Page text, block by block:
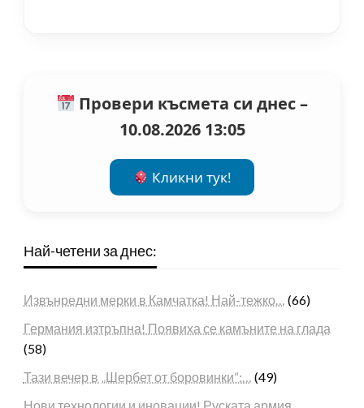
Провери късмета си днес –
10.08.2026 13:05
Кликни тук!
Най-четени за днес:
Извънредни мерки в Камчатка! Най-тежко… (66)
Германия изтръпна! Появиха се камъните на глада
(58)
Тази вечер в „Шербет от боровинки“:… (49)